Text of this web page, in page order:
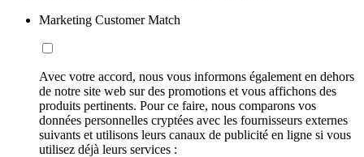
Marketing Customer Match
Avec votre accord, nous vous informons également en dehors
de notre site web sur des promotions et vous affichons des
produits pertinents. Pour ce faire, nous comparons vos
données personnelles cryptées avec les fournisseurs externes
suivants et utilisons leurs canaux de publicité en ligne si vous
utilisez déjà leurs services :